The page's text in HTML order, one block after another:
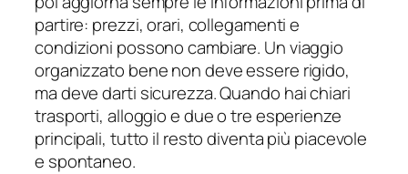
partire: prezzi, orari, collegamenti e
condizioni possono cambiare. Un viaggio
organizzato bene non deve essere rigido,
ma deve darti sicurezza. Quando hai chiari
trasporti, alloggio e due o tre esperienze
principali, tutto il resto diventa più piacevole
e spontaneo.